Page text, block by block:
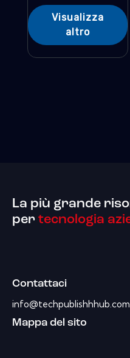
Visualizza
altro
La più grande
per tecnologia
Contattaci
info@techpublishhhub.com
Mappa del sito